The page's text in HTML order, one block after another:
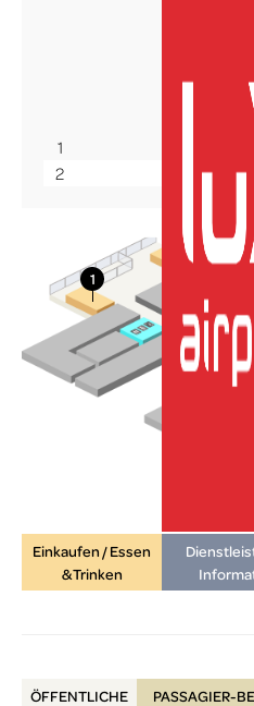
lux-Airport
1
Café
2
Einkaufen / Essen
& Trinken
ÖFFENTLICHE
PASSAGIER-